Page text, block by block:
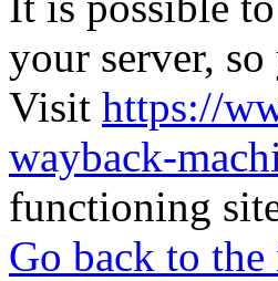
your server,
Visit https://
wayback-
functioning
Go back to the